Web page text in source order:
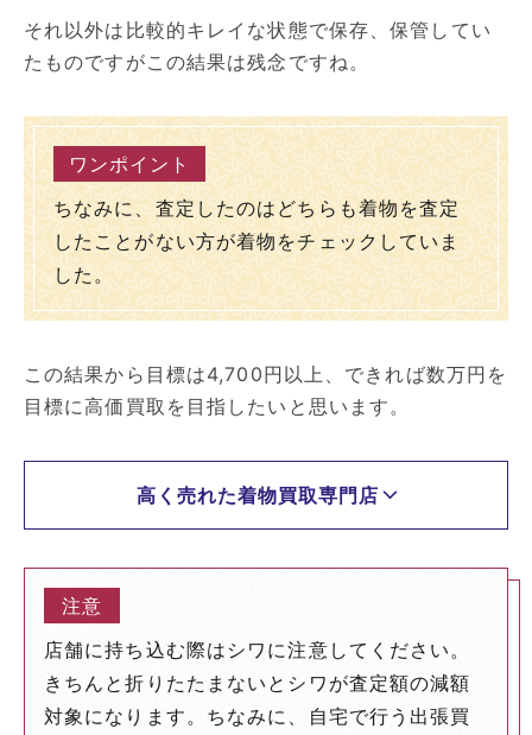
それ以外は比較的キレイな状態で保存、保管してい
たものですがこの結果は残念ですね。
ちなみに、査定したのはどちらも着物を査定
したことがない方が着物をチェックしていま
した。
この結果から目標は4,700円以上、できれば数万円を
目標に高価買取を目指したいと思います。
高く売れた着物買取専門店
店舗に持ち込む際はシワに注意してください。
きちんと折りたたまないとシワが査定額の減額
対象になります。ちなみに、自宅で行う出張買